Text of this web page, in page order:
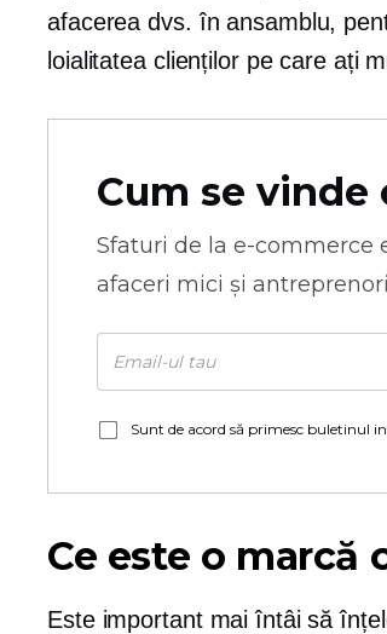
afacerea dvs. în ansamblu,
loialitatea clienților pe care ați
Cum se vinde
Sfaturi de la e-commerce
afaceri mici și
Sunt de acord să primesc buletinul
Ce este o marcă
Este important mai întâi să